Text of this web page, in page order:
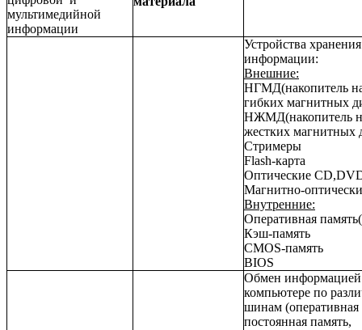
мультимедийной
информации
Устройства хранения
информации:
Внешние:
НГМД(накопитель
гибких магнитных
НЖМД(накопитель
жестких магнитных
Стримеры
Flash-карта
Оптические
Магнитно-
Внутренние:
Оперативная
Кэш-память
CMOS-память
BIOS
Обмен
компьютере по
шинам (оперативная
постоянная память,